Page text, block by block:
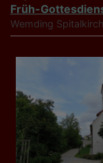
Früh-
Wemding